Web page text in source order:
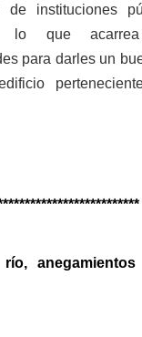
de instituciones
lo que
para darles un
río,